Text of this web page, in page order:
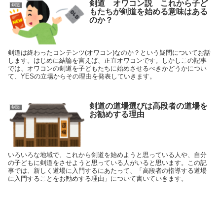
剣道
剣道 オワコン説 これから子ど
もたちが剣道を始める意味はある
のか？
剣道は終わったコンテンツ(オワコン)なのか？という疑問についてお話
します。はじめに結論を言えば、正直オワコンです。しかしこの記事
では、オワコンの剣道を子どもたちに始めさせるべきかどうかについ
て、YESの立場からその理由を発表していきます。
剣道
剣道の道場選びは高段者の道場を
お勧めする理由
いろいろな地域で、これから剣道を始めようと思っている人や、自分
の子どもに剣道をさせようと思っている人がいると思います。この記
事では、新しく道場に入門するにあたって、「高段者の指導する道場
に入門することをお勧めする理由」について書いていきます。